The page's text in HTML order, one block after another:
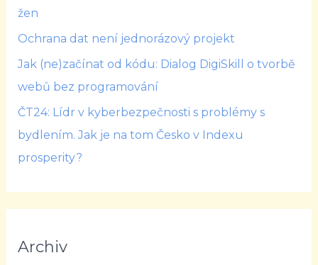
žen
Ochrana dat není jednorázový projekt
Jak (ne)začínat od kódu: Dialog DigiSkill o tvorbě
webů bez programování
ČT24: Lídr v kyberbezpečnosti s problémy s
bydlením. Jak je na tom Česko v Indexu
prosperity?
Archiv